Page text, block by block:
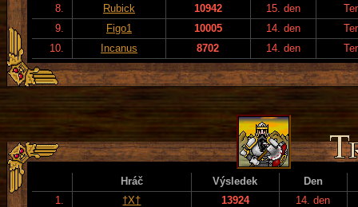
8.
Rubick 10942 15. den
9.
Figo1 10005 14. den
10.
Incanus 8702 14. den
Hráč Výsledek
Den
1.
†X† 13924
14. den